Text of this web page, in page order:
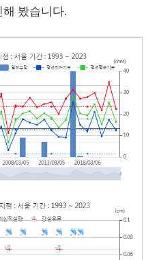
봤습니다.